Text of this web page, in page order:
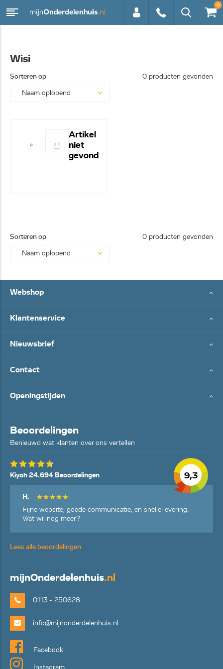
250628
0
Wisi
Sorteren op 0 producten gevonden
Artikel
niet
gevond
Sorteren op 0 producten gevonden
Webshop
Klantenservice
Nieuwsbrief
Contact
Openingstijden
Beoordelingen
Benieuwd wat klanten over ons vertellen
9,3
Kiyoh 24.694 Beoordelingen
H.
Fijne website, goede communicatie, en snelle levering.
Wat wil nog meer?
Lees alle beoordelingen
mijnOnderdelenhuis.nl
0113 - 250628
info@mijnonderdelenhuis.nl
Facebook